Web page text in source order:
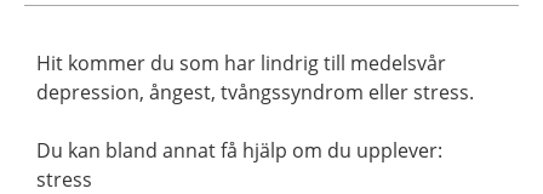
Hit kommer du som har lindrig till medelsvår
depression, ångest, tvångssyndrom eller stress.
Du kan bland annat få hjälp om du upplever:
stress